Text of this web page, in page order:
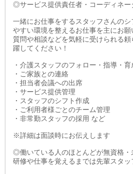
◎サービス提供責任者・コーディネー
一緒にお仕事をするスタッフさんの
やすい環境を整えるお仕事を主にお願
質問や相談などを気軽に受けられる
躍してください！
・介護スタッフのフォロー・指導・育
・ご家族との連絡
・担当者会議への出席
・サービス提供管理
・スタッフのシフト作成
・ご利用者様ごとのチーム管理
・非常勤スタッフの採用 など
※詳細は面談時にお伝えします
◎働いている人のほとんどが無資格・
研修や仕事を覚えるまでは先輩スタッ